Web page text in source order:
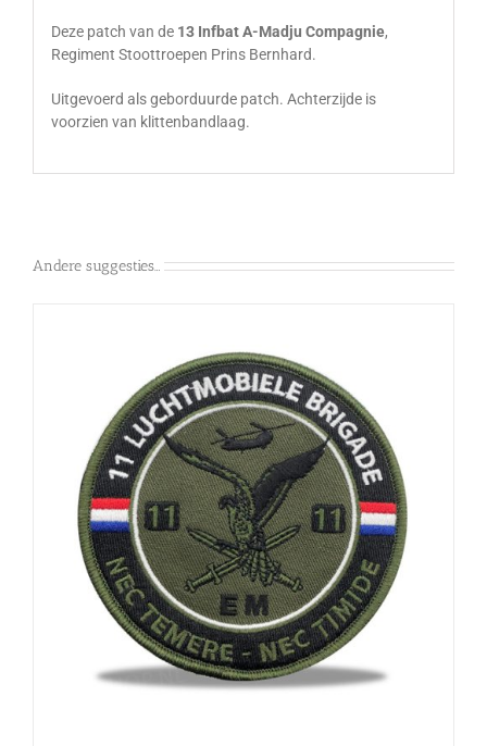
Deze patch van de13 Infbat A-Madju Compagnie,
Regiment Stoottroepen Prins Bernhard.
Uitgevoerd als geborduurde patch. Achterzijde is
voorzien van klittenbandlaag.
Andere suggesties…